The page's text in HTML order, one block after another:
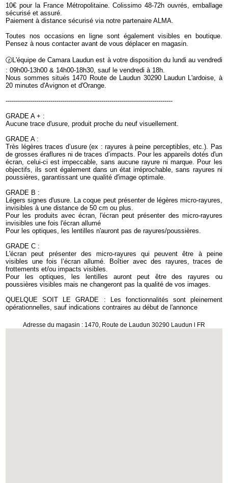
10€ pour la France Métropolitaine. Colissimo 48-72h ouvrés, emballage
sécurisé et assuré.
Paiement à distance sécurisé via notre partenaire ALMA.
Toutes nos occasions en ligne sont également visibles en boutique.
Pensez à nous contacter avant de vous déplacer en magasin.
🕝L'équipe de Camara Laudun est à votre disposition du lundi au vendredi
: 09h00-13h00 & 14h00-18h30, sauf le vendredi à 18h.
Nous sommes situés 1470 Route de Laudun 30290 Laudun L'ardoise, à
20 minutes d'Avignon et d'Orange.
----------------------------------------------------------------------------------
GRADE A + :
Aucune trace d'usure, produit proche du neuf visuellement.
GRADE A :
Très légères traces d’usure (ex : rayures à peine perceptibles, etc.). Pas
de grosses éraflures ni de traces d’impacts. Pour les appareils dotés d'un
écran, celui-ci est impeccable, sans aucune rayure ni marque. Pour les
objectifs, ils sont également dans un état irréprochable, sans rayures ni
poussières, garantissant une qualité d'image optimale.
GRADE B :
Légers signes d'usure. La coque peut présenter de légères micro-rayures,
invisibles à une distance de 50 cm ou plus.
Pour les produits avec écran, l'écran peut présenter des micro-rayures
invisibles une fois l'écran allumé
Pour les optiques, les lentilles n'auront pas de rayures/poussières.
GRADE C :
L'écran peut présenter des micro-rayures qui peuvent être à peine
visibles une fois l’écran allumé. Boîtier avec des rayures, traces de
frottements et/ou impacts visibles.
Pour les optiques, les lentilles auront peut être des rayures ou
poussières visibles mais ne changeront pas la qualité de vos images.
QUELQUE SOIT LE GRADE : Les fonctionnalités sont pleinement
opérationnelles, sauf indications contraires au début de l'annonce
Adresse du magasin : 1470, Route de Laudun 30290 Laudun l FR